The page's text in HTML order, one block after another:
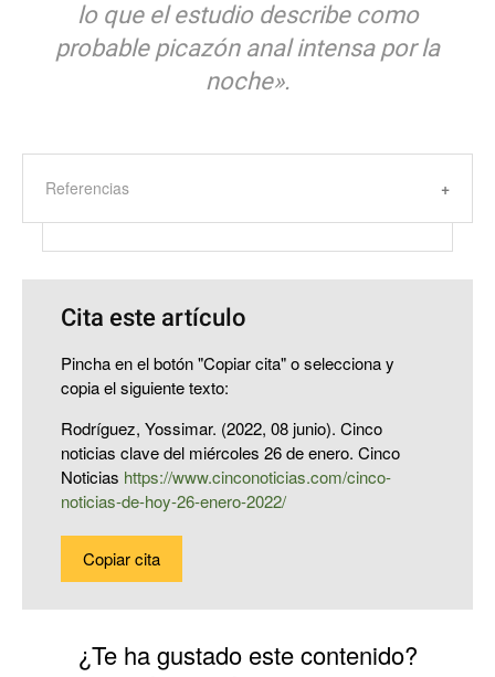
lo que el estudio describe como
probable picazón anal intensa por la
noche».
Referencias
Cita este artículo
Pincha en el botón "Copiar cita" o selecciona y
copia el siguiente texto:
Rodríguez, Yossimar. (2022, 08 junio). Cinco
noticias clave del miércoles 26 de enero. Cinco
Noticias https://www.cinconoticias.com/cinco-
noticias-de-hoy-26-enero-2022/
Copiar cita
¿Te ha gustado este contenido?